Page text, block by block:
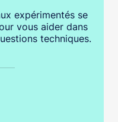
expérimentés se
vous aider dans
techniques.